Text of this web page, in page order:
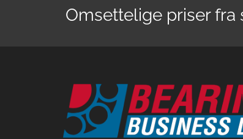
Omsettelige priser fra